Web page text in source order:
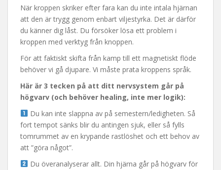
När kroppen skriker efter fara kan du inte intala hjärnan
att den är trygg genom enbart viljestyrka. Det är därför
du känner dig låst. Du försöker lösa ett problem i
kroppen med verktyg från knoppen.
För att faktiskt skifta från kamp till ett magnetiskt flöde
behöver vi gå djupare. Vi måste prata kroppens språk.
Här är 3 tecken på att ditt nervsystem går på
högvarv (och behöver healing, inte mer logik):
Du kan inte slappna av på semestern/ledigheten. Så
fort tempot sänks blir du antingen sjuk, eller så fylls
tomrummet av en krypande rastlöshet och ett behov av
att ”göra något”.
Du överanalyserar allt. Din hjärna går på högvarv för